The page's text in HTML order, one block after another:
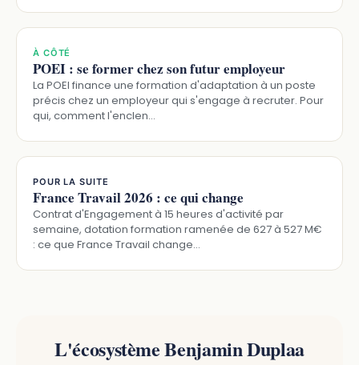
À CÔTÉ
POEI : se former chez son futur employeur
La POEI finance une formation d'adaptation à un poste
précis chez un employeur qui s'engage à recruter. Pour
qui, comment l'enclen…
POUR LA SUITE
France Travail 2026 : ce qui change
Contrat d'Engagement à 15 heures d'activité par
semaine, dotation formation ramenée de 627 à 527 M€
: ce que France Travail change…
L'écosystème Benjamin Duplaa